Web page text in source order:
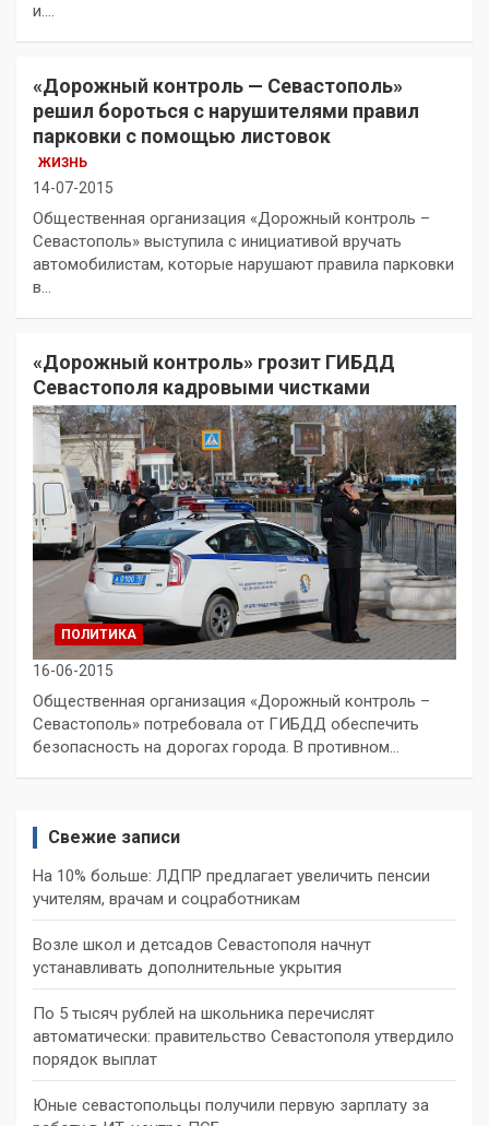
и.…
«Дорожный контроль — Севастополь»
решил бороться с нарушителями правил
парковки с помощью листовок
ЖИЗНЬ
14-07-2015
Общественная организация «Дорожный контроль –
Севастополь» выступила с инициативой вручать
автомобилистам, которые нарушают правила парковки
в…
«Дорожный контроль» грозит ГИБДД
Севастополя кадровыми чистками
ПОЛИТИКА
16-06-2015
Общественная организация «Дорожный контроль –
Севастополь» потребовала от ГИБДД обеспечить
безопасность на дорогах города. В противном…
Свежие записи
На 10% больше: ЛДПР предлагает увеличить пенсии
учителям, врачам и соцработникам
Возле школ и детсадов Севастополя начнут
устанавливать дополнительные укрытия
По 5 тысяч рублей на школьника перечислят
автоматически: правительство Севастополя утвердило
порядок выплат
Юные севастопольцы получили первую зарплату за